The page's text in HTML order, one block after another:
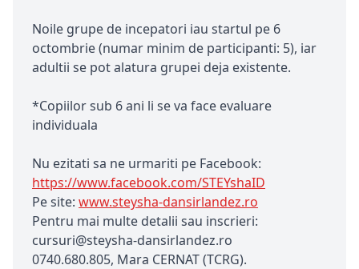
Noile grupe de incepatori iau startul pe 6
octombrie (numar minim de participanti: 5), iar
adultii se pot alatura grupei deja existente.
*Copiilor sub 6 ani li se va face evaluare
individuala
Nu ezitati sa ne urmariti pe Facebook:
https://www.facebook.com/STEYshaID
Pe site: www.steysha-dansirlandez.ro
Pentru mai multe detalii sau inscrieri:
cursuri@steysha-dansirlandez.ro
0740.680.805, Mara CERNAT (TCRG).